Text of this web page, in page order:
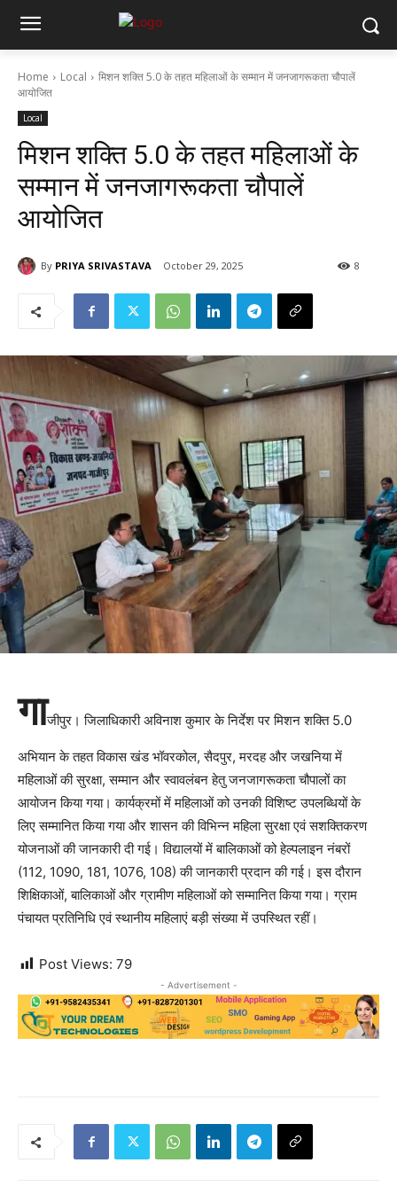
Home Local
मिशन शक्ति 5.0 के तहत महिलाओं के सम्मान में जनजागरूकता चौपालें
आयोजित
Local
मिशन शक्ति 5.0 के तहत महिलाओं के
सम्मान में जनजागरूकता चौपालें
आयोजित
By PRIYA SRIVASTAVA October 29, 2025 8
गाजीपुर। जिलाधिकारी अविनाश कुमार के निर्देश पर मिशन शक्ति 5.0
अभियान के तहत विकास खंड भॉवरकोल, सैदपुर, मरदह और जखनिया में
महिलाओं की सुरक्षा, सम्मान और स्वावलंबन हेतु जनजागरूकता चौपालों का
आयोजन किया गया। कार्यक्रमों में महिलाओं को उनकी विशिष्ट उपलब्धियों के
लिए सम्मानित किया गया और शासन की विभिन्न महिला सुरक्षा एवं सशक्तिकरण
योजनाओं की जानकारी दी गई। विद्यालयों में बालिकाओं को हेल्पलाइन नंबरों
(112, 1090, 181, 1076, 108) की जानकारी प्रदान की गई। इस दौरान
शिक्षिकाओं, बालिकाओं और ग्रामीण महिलाओं को सम्मानित किया गया। ग्राम
पंचायत प्रतिनिधि एवं स्थानीय महिलाएं बड़ी संख्या में उपस्थित रहीं।
Post Views: 79
- Advertisement -